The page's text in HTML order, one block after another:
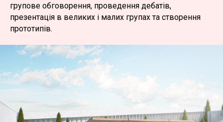
групове обговорення, проведення дебатів,
презентація в великих і малих групах та створення
прототипів.